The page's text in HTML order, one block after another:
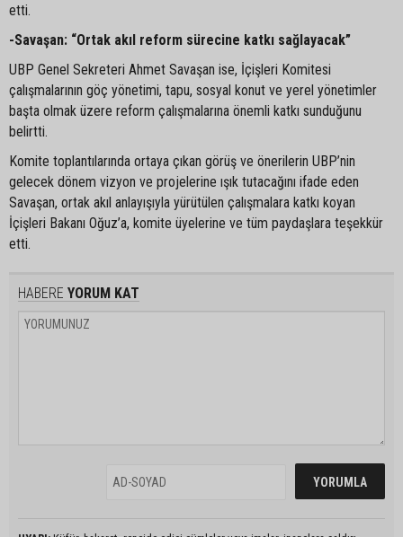
etti.
-Savaşan: “Ortak akıl reform sürecine katkı sağlayacak”
UBP Genel Sekreteri Ahmet Savaşan ise, İçişleri Komitesi
çalışmalarının göç yönetimi, tapu, sosyal konut ve yerel yönetimler
başta olmak üzere reform çalışmalarına önemli katkı sunduğunu
belirtti.
Komite toplantılarında ortaya çıkan görüş ve önerilerin UBP’nin
gelecek dönem vizyon ve projelerine ışık tutacağını ifade eden
Savaşan, ortak akıl anlayışıyla yürütülen çalışmalara katkı koyan
İçişleri Bakanı Oğuz’a, komite üyelerine ve tüm paydaşlara teşekkür
etti.
HABERE YORUM KAT